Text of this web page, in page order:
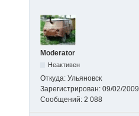
Moderator
Неактивен
Откуда: Ульяновск
Зарегистрирован: 09/02/2009
Сообщений: 2 088